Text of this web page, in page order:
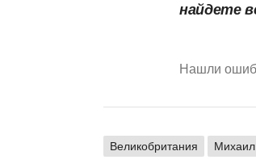
найдете
Нашли
Великобритания Михаил